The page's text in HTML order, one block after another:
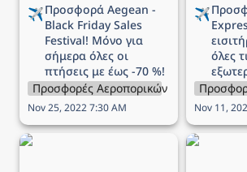
✈️
Black Friday Sales
Festival! Μόνο για
σήμερα όλες οι
πτήσεις με έως -70 %!
Προσφορές Αεροπορικών Εταιρειών
Nov 25, 2022 7:30 AM
✈️
όλες
Nov 11,
Προσφορά Aegean -